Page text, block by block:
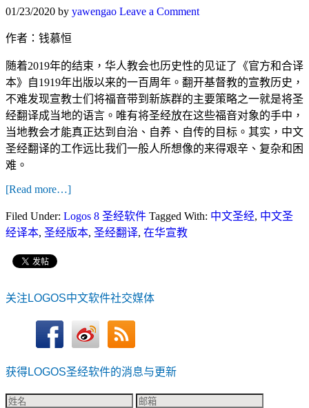
01/23/2020 by yawengao Leave a Comment
作者：钱慕恒
随着2019年的结束，华人教会也历史性的见证了《官方和合译
本》自1919年出版以来的一百周年。翻开基督教的宣教历史，
不难发现宣教士们将福音带到新族群的主要策略之一就是将圣
经翻译成当地的语言。唯有将圣经放在这些福音对象的手中，
当地教会才能真正达到自治、自养、自传的目标。其实，中文
圣经翻译的工作远比我们一般人所想像的来得艰辛、复杂和困
难。
[Read more…]
Filed Under: Logos 8 圣经软件 Tagged With: 中文圣经, 中文圣
经译本, 圣经版本, 圣经翻译, 在华宣教
关注LOGOS中文软件社交媒体
获得LOGOS圣经软件的消息与更新